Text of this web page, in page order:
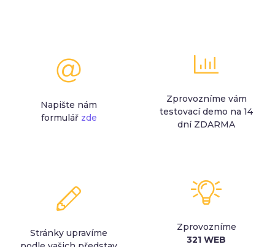
Napište nám
formulář zde
Zprovozníme vám
testovací demo na 14
dní ZDARMA
Stránky upravíme
Zprovozníme
321 WEB